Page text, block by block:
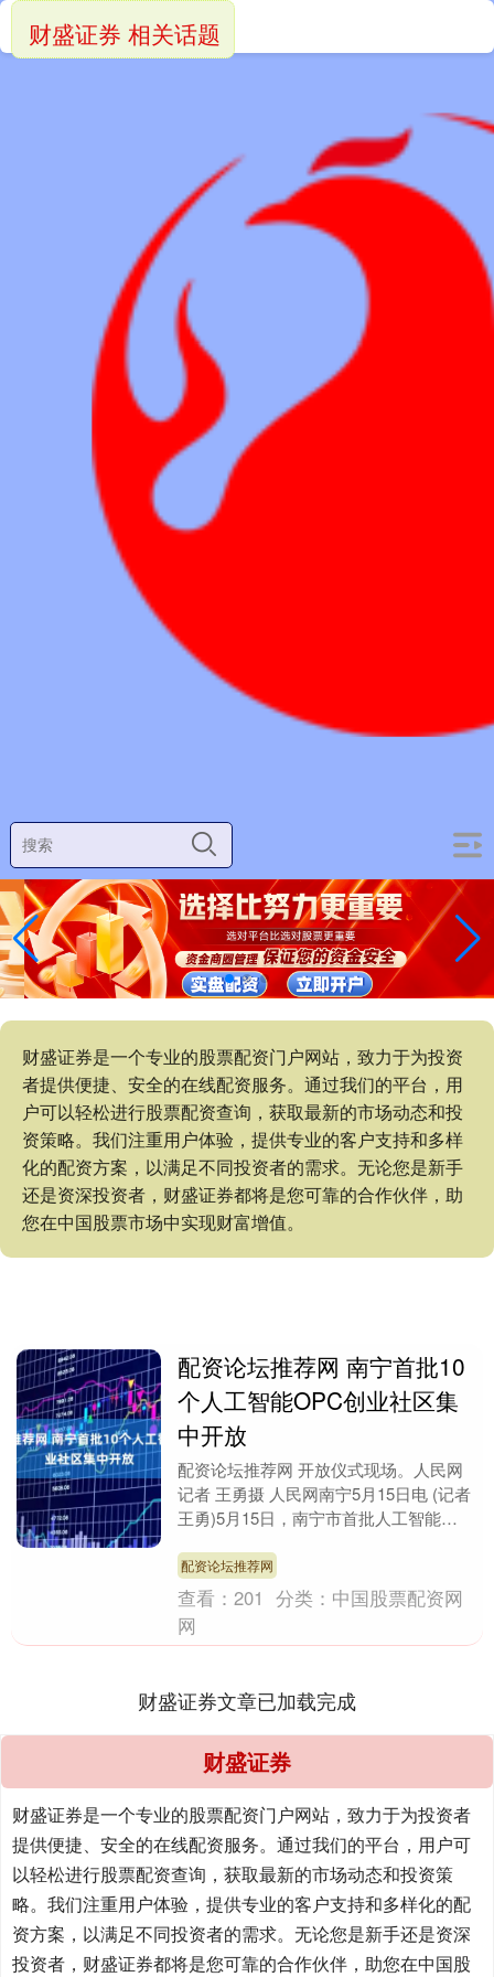
财盛证券是一个专业的股票配资门户网站，致力于为投资
者提供便捷、安全的在线配资服务。通过我们的平台，用
户可以轻松进行股票配资查询，获取最新的市场动态和投
资策略。我们注重用户体验，提供专业的客户支持和多样
化的配资方案，以满足不同投资者的需求。无论您是新手
还是资深投资者，财盛证券都将是您可靠的合作伙伴，助
您在中国股票市场中实现财富增值。
财盛证券 相关话题
配资论坛推荐网 南宁首批10
个人工智能OPC创业社区集
中开放
配资论坛推荐网 开放仪式现场。人民网
记者 王勇摄 人民网南宁5月15日电 (记者
王勇)5月15日，南宁市首批人工智能
盟国家人....
配资论坛推荐网
查看：201 分类： 中国股票配资网
网
财盛证券文章已加载完成
财盛证券
财盛证券是一个专业的股票配资门户网站，致力于为投资者
提供便捷、安全的在线配资服务。通过我们的平台，用户可
以轻松进行股票配资查询，获取最新的市场动态和投资策
略。我们注重用户体验，提供专业的客户支持和多样化的配
资方案，以满足不同投资者的需求。无论您是新手还是资深
投资者，财盛证券都将是您可靠的合作伙伴，助您在中国股